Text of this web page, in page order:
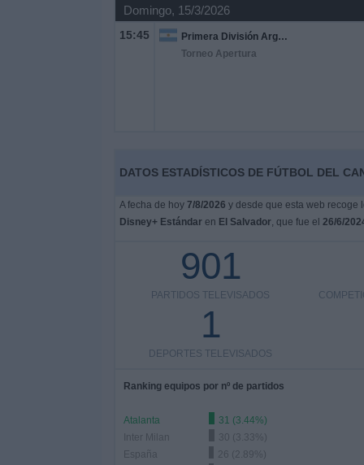
Domingo, 15/3/2026
15:45
Primera División Argentina
Torneo Apertura
DATOS ESTADÍSTICOS DE FÚTBOL DEL
A fecha de hoy 7/8/2026 y desde que esta web recoge
Disney+ Estándaren El Salvador, que fue el 26/6/
901
PARTIDOS TELEVISADOS
1
DEPORTES TELEVISADOS
Ranking equipos por nº de partidos
Atalanta
31 (3.44%)
Inter Milan
30 (3.33%)
España
26 (2.89%)